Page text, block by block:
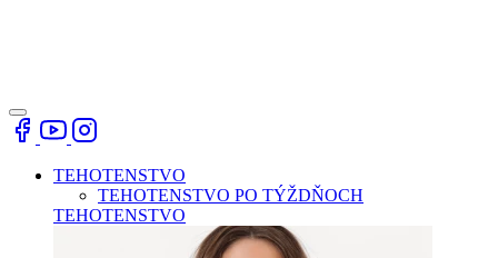
TEHOTENSTVO
TEHOTENSTVO PO TÝŽDŇOCH
TEHOTENSTVO